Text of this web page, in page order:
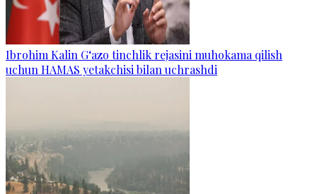
Ibrohim Kalin G‘azo tinchlik rejasini muhokama qilish
uchun HAMAS yetakchisi bilan uchrashdi